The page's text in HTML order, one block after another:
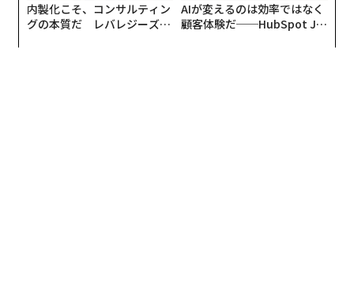
内製化こそ、コンサルティン
グの本質だ レバレジーズが
AIが変えるのは効率ではなく
顧客体験だ──HubSpot Ja